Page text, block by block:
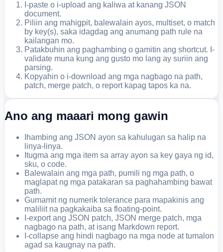
I-paste o i-upload ang kaliwa at kanang JSON
document.
Piliin ang mahigpit, balewalain ayos, multiset, o match
by key(s), saka idagdag ang anumang path rule na
kailangan mo.
Patakbuhin ang paghambing o gamitin ang shortcut. I-
validate muna kung ang gusto mo lang ay suriin ang
parsing.
Kopyahin o i-download ang mga nagbago na path,
patch, merge patch, o report kapag tapos ka na.
Ano ang maaari mong gawin
Ihambing ang JSON ayon sa kahulugan sa halip na
linya-linya.
Itugma ang mga item sa array ayon sa key gaya ng id,
sku, o code.
Balewalain ang mga path, pumili ng mga path, o
maglapat ng mga patakaran sa paghahambing bawat
path.
Gumamit ng numerik tolerance para mapakinis ang
maliliit na pagkakaiba sa floating-point.
I-export ang JSON patch, JSON merge patch, mga
nagbago na path, at isang Markdown report.
I-collapse ang hindi nagbago na mga node at tumalon
agad sa kaugnay na path.